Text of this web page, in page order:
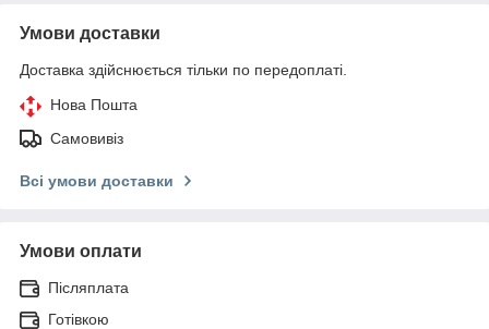
Умови доставки
Доставка здійснюється тільки по передоплаті.
Нова Пошта
Самовивіз
Всі умови доставки
Умови оплати
Післяплата
Готівкою